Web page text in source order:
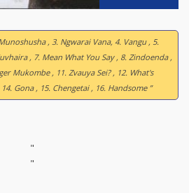
, 3. Ngwarai Vana, 4. Vangu , 5.
, 7. Mean What You Say , 8. Zindoenda ,
Mukombe , 11. Zvauya Sei? , 12. What's
Gona , 15. Chengetai , 16. Handsome ”
"
"